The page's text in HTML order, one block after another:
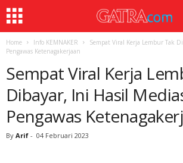
Home Info KEMNAKER
Sempat Viral Kerja Lembur Tak
Pengawas Ketenagakerjaan
Sempat Viral Kerja
Dibayar, Ini Hasil
Pengawas
By Arif - 04 Februari 2023